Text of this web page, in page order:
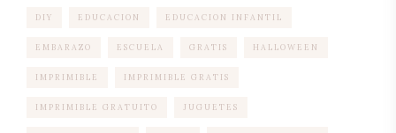
DIY EDUCACION EDUCACION INFANTIL
EMBARAZO ESCUELA GRATIS HALLOWEEN
IMPRIMIBLE IMPRIMIBLE GRATIS
IMPRIMIBLE GRATUITO JUGUETES